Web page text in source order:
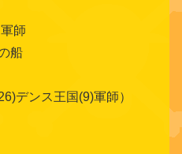
師
船
デンス王国(9)軍師）